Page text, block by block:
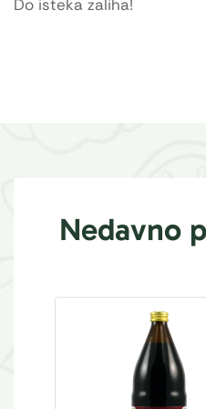
Do isteka zaliha!
Nedavno